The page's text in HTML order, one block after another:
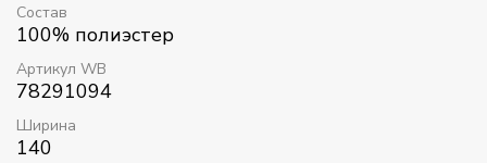
Состав
100% полиэстер
Артикул WB
78291094
Ширина
140